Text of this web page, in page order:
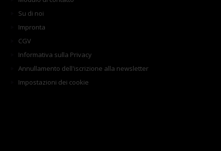
Su di noi
Impronta
CGV
Informativa sulla Privacy
Annullamento dell'iscrizione alla newsletter
Impostazioni dei cookie